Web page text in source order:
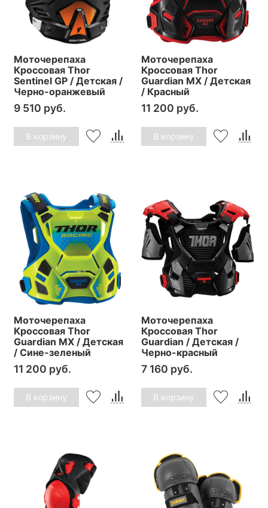
Моточерепаха
Кроссовая Thor
Sentinel GP / Детская /
Черно-оранжевый
9 510 руб.
В корзину
Моточерепаха
Кроссовая Thor
Guardian MX / Детская
/ Красный
11 200 руб.
В корзину
Моточерепаха
Кроссовая Thor
Guardian MX / Детская
/ Сине-зеленый
11 200 руб.
В корзину
Моточерепаха
Кроссовая Thor
Guardian / Детская /
Черно-красный
7 160 руб.
В корзину